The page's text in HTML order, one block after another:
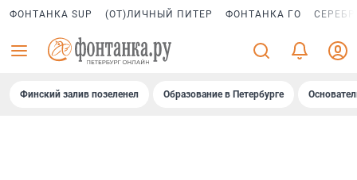
ФОНТАНКА SUP (ОТ)ЛИЧНЫЙ ПИТЕР ФОНТАНКА ГО
Финский залив позеленел Образование в Петербурге